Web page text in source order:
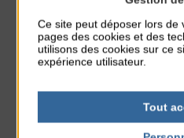
Réveil musculaire
du 3 Août au 7 Août
Plage du passous
Stretching
Plage du passous
Ce site peut déposer lors de
pages des cookies et des
utilisons des cookies sur ce
expérience utilisateur.
Tout